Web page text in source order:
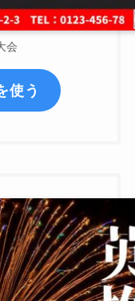
会
使う